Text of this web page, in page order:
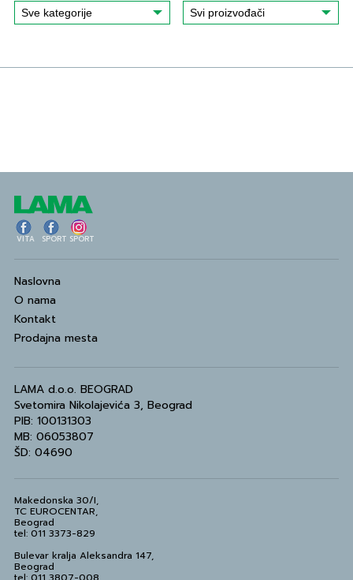
VITA SPORT SPORT
Naslovna
O nama
Kontakt
Prodajna mesta
LAMA d.o.o. BEOGRAD
Svetomira Nikolajevića 3, Beograd
PIB: 100131303
MB: 06053807
ŠD: 04690
Makedonska 30/I,
TC EUROCENTAR,
Beograd
tel: 011 3373-829
Bulevar kralja Aleksandra 147,
Beograd